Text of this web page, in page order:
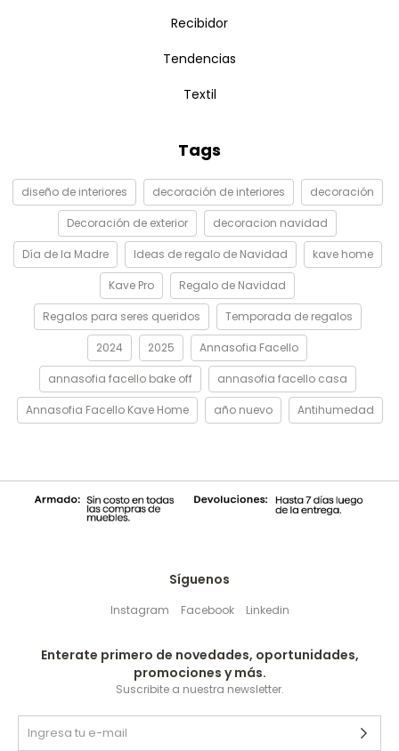
Recibidor
Tendencias
Textil
Tags
diseño de interiores decoración de interiores decoración
Decoración de exterior decoracion navidad
Día de la Madre Ideas de regalo de Navidad kave home
Kave Pro Regalo de Navidad
Regalos para seres queridos Temporada de regalos
2024 2025 Annasofia Facello
annasofia facello bake off annasofia facello casa
Annasofia Facello Kave Home año nuevo Antihumedad
Síguenos
Instagram Facebook Linkedin
Enterate primero de novedades, oportunidades,
promociones y más.
Suscribite a nuestra newsletter.